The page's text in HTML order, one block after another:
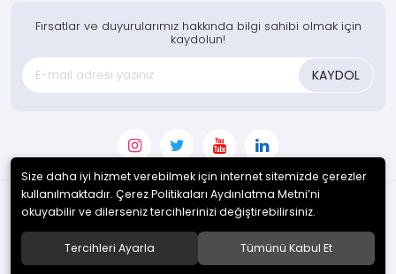
Fırsatlar ve duyurularımız hakkında bilgi sahibi olmak için
kaydolun!
KAYDOL
© 2020Enotek Mühendislik ve Danışmanlık Hizm. San. Tic. A.Ş.
Size daha iyi hizmet verebilmek için internet sitemizde çerezler
kullanılmaktadır. Çerez Politikaları Aydınlatma Metni’ni
okuyabilir ve dilerseniz tercihlerinizi değiştirebilirsiniz.
Tercihleri Ayarla Tümünü Kabul Et